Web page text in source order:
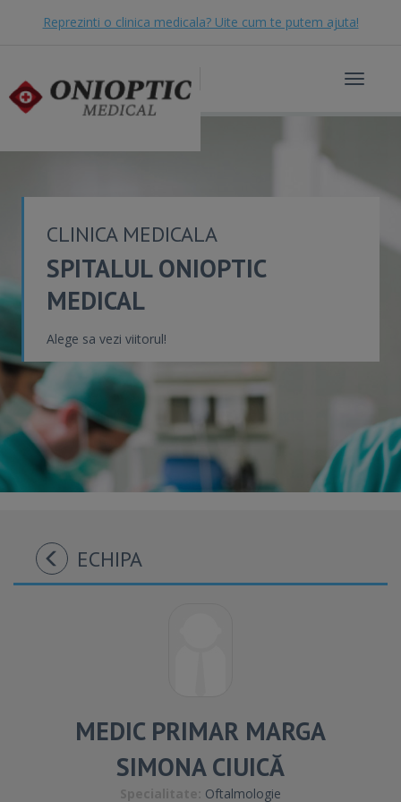
Reprezinti o clinica medicala? Uite cum te putem ajuta!
Toggle
CLINICA MEDICALA
SPITALUL ONIOPTIC
MEDICAL
Alege sa vezi viitorul!
ECHIPA
MEDIC PRIMAR MARGA
SIMONA CIUICĂ
Oftalmologie